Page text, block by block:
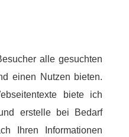
alle gesuchten
einen Nutzen bieten.
biete ich
erstelle bei Bedarf
Ihren Informationen